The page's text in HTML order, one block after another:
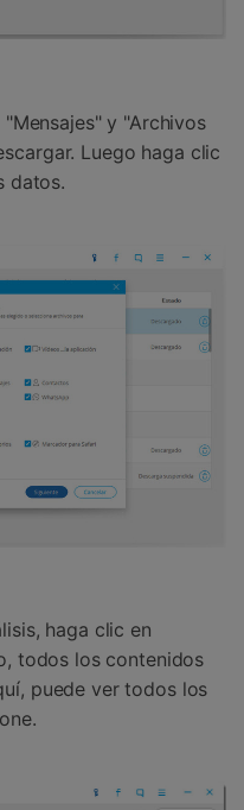
y "Archivos
Luego haga clic
datos.
haga clic en
todos los contenidos
puede ver todos los